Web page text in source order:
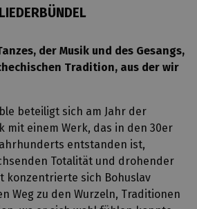
LIEDERBÜNDEL
der Musik und des Gesangs,
Tradition, aus der wir
beteiligt sich am Jahr der
mit einem Werk, das in den 30er
entstanden ist,
Totalität und drohender
konzentrierte sich Bohuslav
Weg zu den Wurzeln, Traditionen